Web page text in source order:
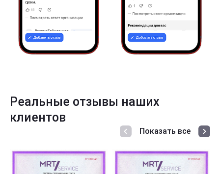
Реальные отзывы наших
клиентов
Показать все